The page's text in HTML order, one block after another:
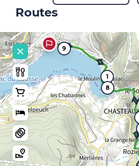
Routes
1
8
9